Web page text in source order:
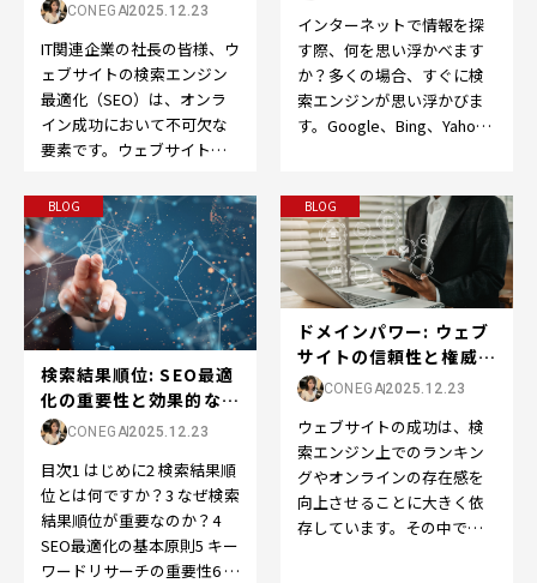
CONEGA2025.12.23
IT関連企業の社長の皆様、ウ
ェブサイトの検索エンジン
最適化（SEO）は、オンラ
イン成功において不可欠な
要素です。ウェブサイトを
ポイントを押さえてS…
インターネットで情報を探
す際、何を思い浮かべます
か？多くの場合、すぐに検
索エンジンが思い浮かびま
す。Google、Bing、Yahoo
BLOG
検索結果順位: SEO最適
化の重要性と効果的な戦
略 CONEGA2025.12.23
目次1 はじめに2 検索結果順
位とは何ですか？3 なぜ検索
結果順位が重要なのか？4
SEO最適化の基本原則5 キー
ワードリサーチの重要性6 コ
BLOG
ドメインパワー: ウェブ
サイトの信頼性と権威の
向上をサポートする重要
な要素
CONEGA2025.12.23
ウェブサイトの成功は、検
索エンジン上でのランキン
グやオンラインの存在感を
向上させることに大きく依
存しています。その中で